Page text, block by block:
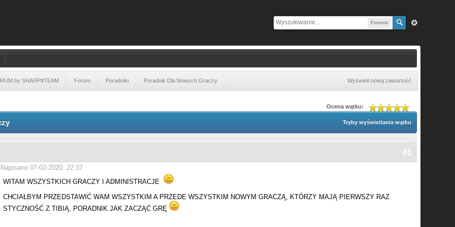
Forums
by SHARP#TEAM Forum Poradniki Poradnik Dla Nowych Graczy Wyświetl nową zawartość
Ocena wątku:
Tryby wyświetlania wątku
#1
Napisano 07-02-2020, 22:37
WITAM WSZYSTKICH GRACZY I ADMINISTRACJE
CHCIAŁBYM PRZEDSTAWIĆ WAM WSZYSTKIM A PRZEDE WSZYSTKIM NOWYM GRACZĄ, KTÓRZY MAJĄ PIERWSZY RAZ
STYCZNOŚĆ Z TIBIĄ, PORADNIK JAK ZACZĄĆ GRĘ